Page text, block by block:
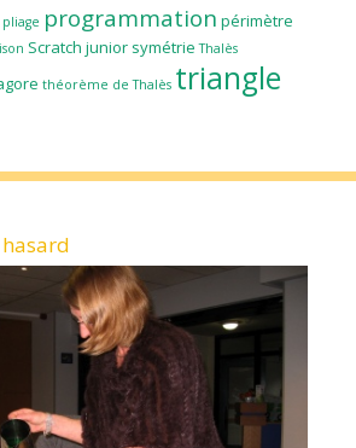
pliage programmation périmètre
Scratch junior symétrie Thalès
théorème de Thalès triangle